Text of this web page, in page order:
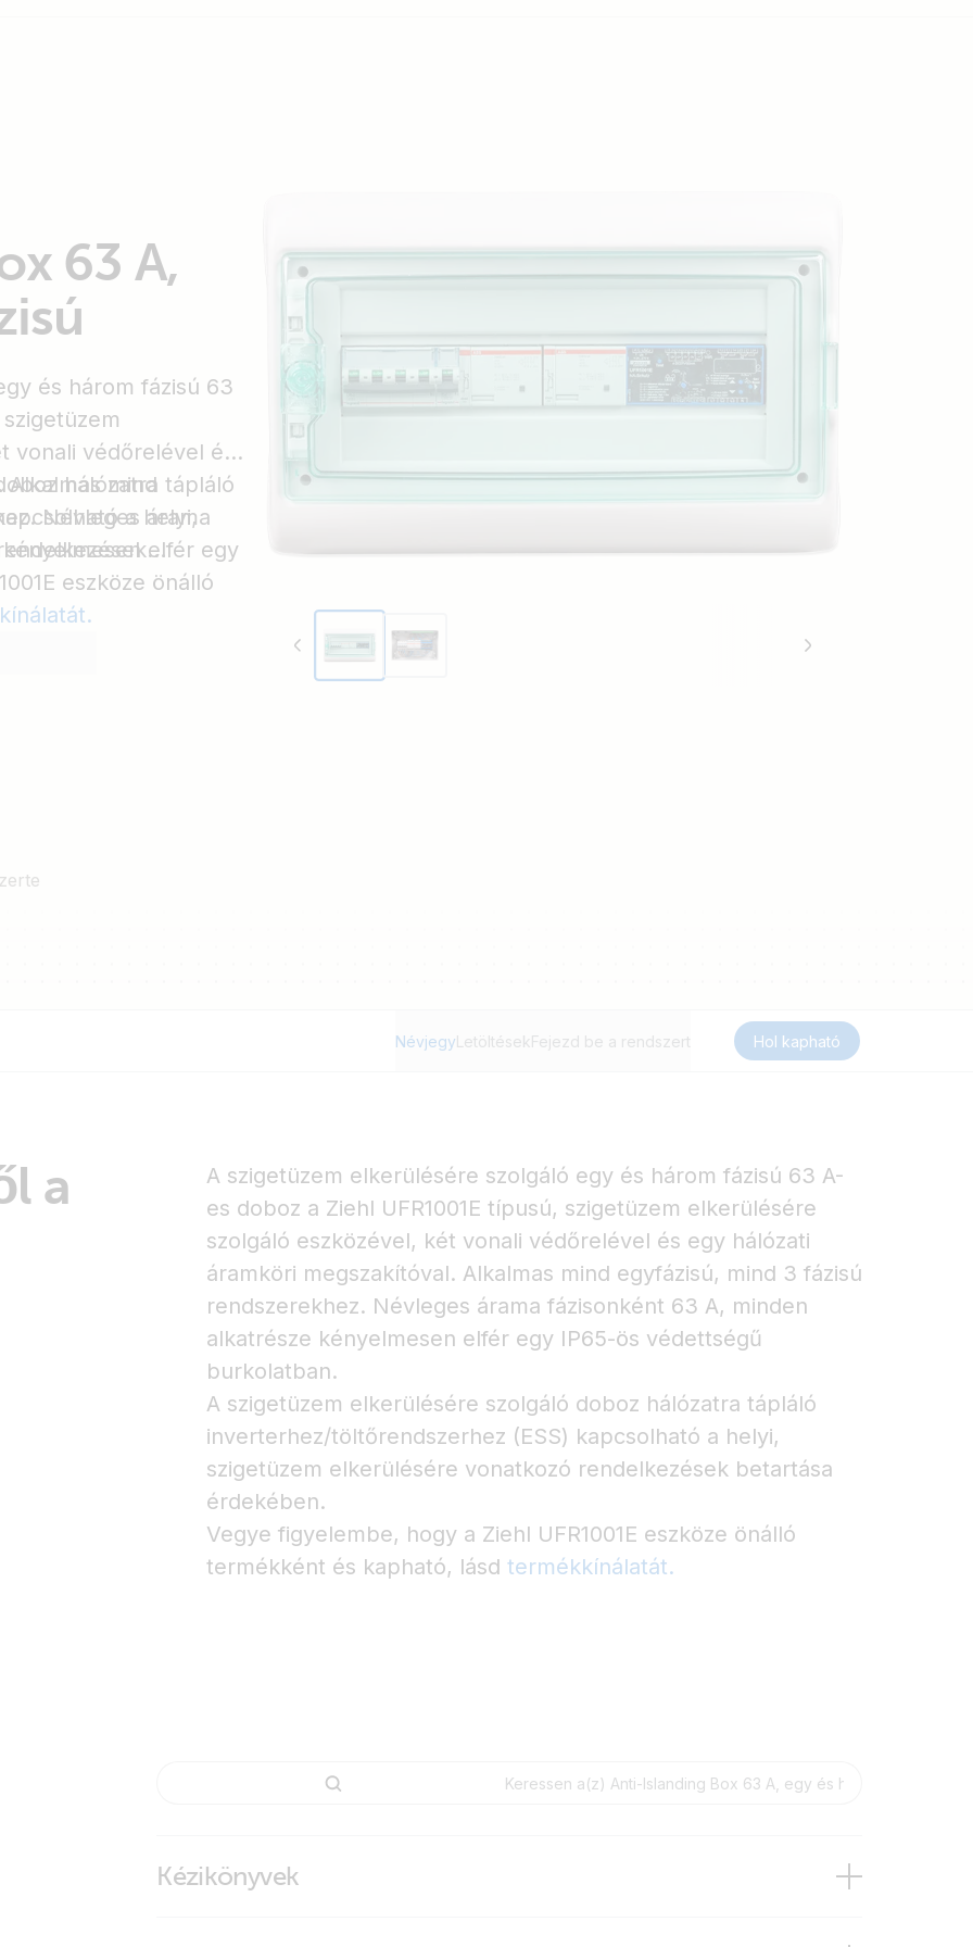
63 A,
és három fázisú 63
vonali védőrelével és
Alkalmas mind
Névleges árama
elfér egy
hálózatra tápláló
a helyi,
eszköze önálló
NévjegyLetöltésekFejezd be a rendszert Hol kapható
a
A szigetüzem elkerülésére szolgáló egy és három fázisú 63 A-
es doboz a Ziehl UFR1001E típusú, szigetüzem elkerülésére
szolgáló eszközével, két vonali védőrelével és egy hálózati
áramköri megszakítóval. Alkalmas mind egyfázisú, mind 3 fázisú
rendszerekhez. Névleges árama fázisonként 63 A, minden
alkatrésze kényelmesen elfér egy IP65-ös védettségű
burkolatban.
A szigetüzem elkerülésére szolgáló doboz hálózatra tápláló
inverterhez/töltőrendszerhez (ESS) kapcsolható a helyi,
szigetüzem elkerülésére vonatkozó rendelkezések betartása
érdekében.
Vegye figyelembe, hogy a Ziehl UFR1001E eszköze önálló
termékként és kapható, lásd termékkínálatát.
Kézikönyvek